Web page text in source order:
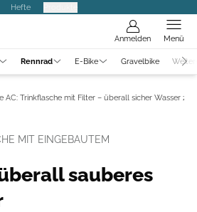
Hefte
Anmelden Menü
Rennrad E-Bike Gravelbike
AC: Trinkflasche mit Filter – überall sicher Wasser
MIT EINGEBAUTEM
sauberes